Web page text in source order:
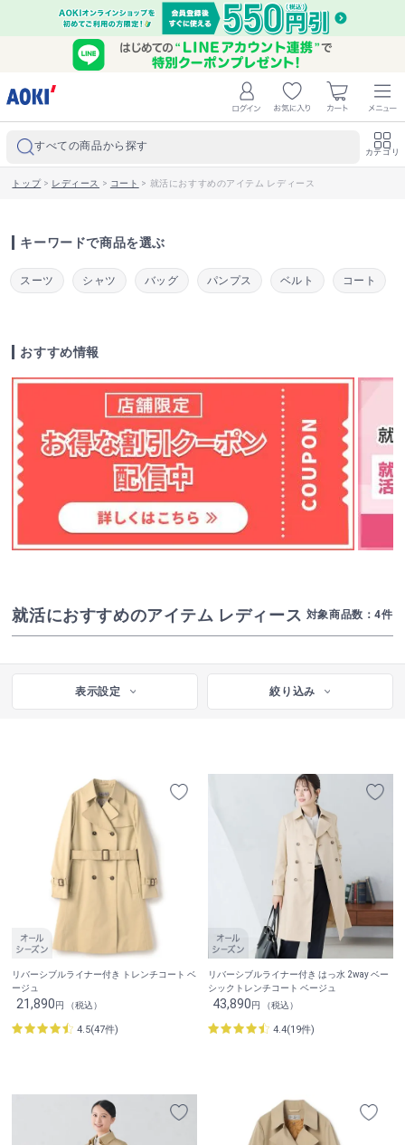
すべての商品から探す カテゴリ
トップ> レディース > コート > 就活におすすめのアイテム レディース
キーワードで商品を選ぶ
スーツ シャツ バッグ パンプス ベルト コート
おすすめ情報
就活におすすめのアイテム レディース 対象商品数：4件
表示設定 絞り込み
リバーシブルライナー付き トレンチコート ベ
ージュ
21,890円 （税込）
4.5(47件)
リバーシブルライナー付き はっ水 2way ベー
シックトレンチコート ベージュ
43,890円 （税込）
4.4(19件)